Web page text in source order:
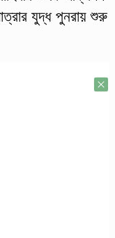
যুদ্ধ পুনরায় শুরু